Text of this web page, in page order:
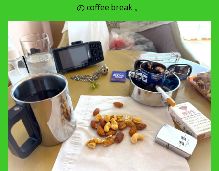
の coffee break 。